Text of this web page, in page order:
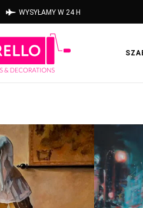
WYSYŁAMY W 24 H
JAN